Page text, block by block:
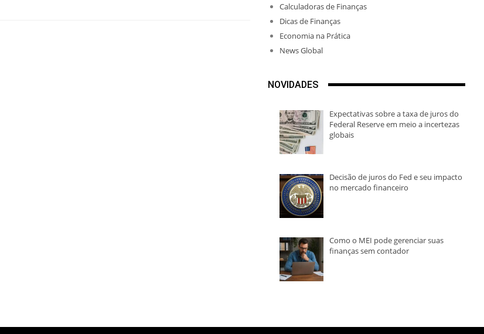
Calculadoras de Finanças
Dicas de Finanças
Economia na Prática
News Global
NOVIDADES
Expectativas sobre a taxa de juros do
Federal Reserve em meio a incertezas
globais
Decisão de juros do Fed e seu impacto
no mercado financeiro
Como o MEI pode gerenciar suas
finanças sem contador